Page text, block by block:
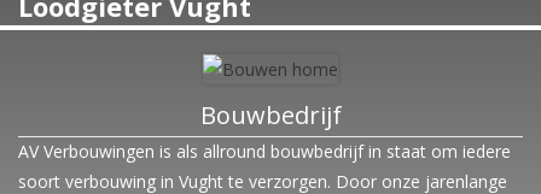
Bouwbedrijf
AV Verbouwingen is als allround bouwbedrijf in staat om iedere
soort verbouwing in Vught te verzorgen. Door onze jarenlange